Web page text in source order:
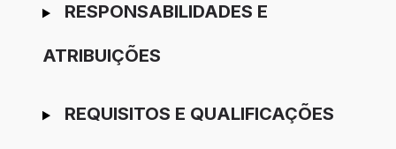
RESPONSABILIDADES E
ATRIBUIÇÕES
REQUISITOS E QUALIFICAÇÕES